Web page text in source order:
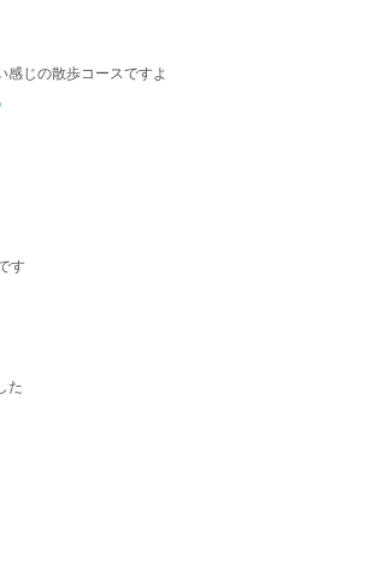
じの散歩コースですよ
す
た